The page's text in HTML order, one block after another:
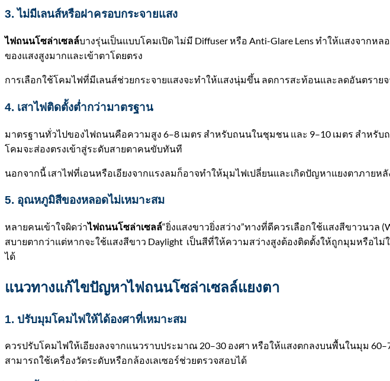
3. ไม่มีเลนส์หรือฝาครอบกระจายแสง
ไฟถนนโซล่าเซลล์บางรุ่นเป็นแบบโคมเปิด ไม่มี Diffuser หรือ Anti-Glare Lens ทำให้แสงจากห
ของแสงสูงมากและเข้าตาโดยตรง
การเลือกใช้โคมไฟที่มีเลนส์ช่วยกระจายแสงจะทำให้แสงนุ่มขึ้น ลดการสะท้อนและลดอันตราย
4. เสาไฟติดตั้งต่ำกว่ามาตรฐาน
มาตรฐานทั่วไปของไฟถนนคือความสูง 6–8 เมตร สำหรับถนนในชุมชน และ 9–10 เมตร สำหรับ
โคมจะส่องตรงเข้าสู่ระดับสายตาคนขับทันที
นอกจากนี้ เสาไฟที่เอนหรือเอียงจากแรงลมก็อาจทำให้มุมไฟเปลี่ยนและเกิดปัญหาแยงตาภายหลั
5. อุณหภูมิสีของหลอดไม่เหมาะสม
หลายคนเข้าใจผิดว่าไฟถนนโซล่าเซลล์“ยิ่งแสงขาวยิ่งสว่าง”ทางที่ดีควรเลือกใช้แสงสีขาวนวล
สบายตากว่าแต่หากจะใช้แสงสีขาว Daylight เป็นสีที่ให้ความสว่างสูงต้องติดตั้งให้ถูกมุมหรือไ
ได้
แนวทางแก้ไขปัญหาไฟถนนโซล่าเซลล์แยงตา
1. ปรับมุมโคมไฟให้ได้องศาที่เหมาะสม
ควรปรับโคมไฟให้เอียงลงจากแนวราบประมาณ 20–30 องศา หรือให้แสงตกลงบนพื้นในมุม
สามารถใช้เครื่องวัดระดับหรือกล้องเลเซอร์ช่วยตรวจสอบได้